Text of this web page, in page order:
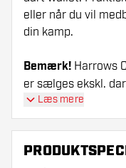
eller når du vil
din kamp.
Bemærk! Harrows
er sælges ekskl.
Læs mere